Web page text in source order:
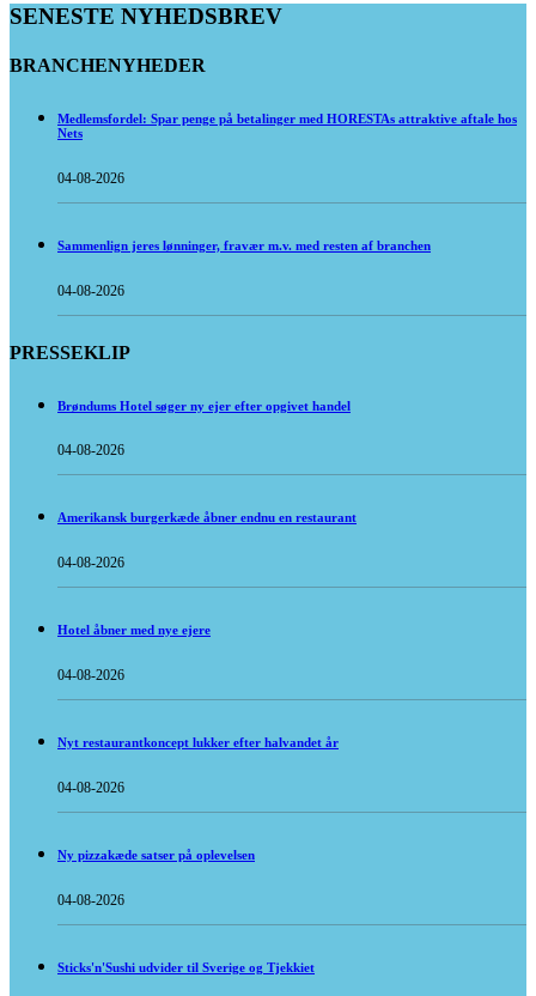
SENESTE NYHEDSBREV
BRANCHENYHEDER
Medlemsfordel: Spar penge på betalinger med HORESTAs attraktive aftale hos
Nets
04-08-2026
Sammenlign jeres lønninger, fravær m.v. med resten af branchen
04-08-2026
PRESSEKLIP
Brøndums Hotel søger ny ejer efter opgivet handel
04-08-2026
Amerikansk burgerkæde åbner endnu en restaurant
04-08-2026
Hotel åbner med nye ejere
04-08-2026
Nyt restaurantkoncept lukker efter halvandet år
04-08-2026
Ny pizzakæde satser på oplevelsen
04-08-2026
Sticks'n'Sushi udvider til Sverige og Tjekkiet